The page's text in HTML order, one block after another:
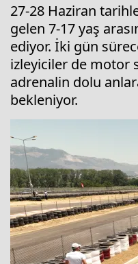
27-28 Haziran
gelen 7-17 yaş
ediyor. İki gün
izleyiciler de motor
adrenalin dolu
bekleniyor.